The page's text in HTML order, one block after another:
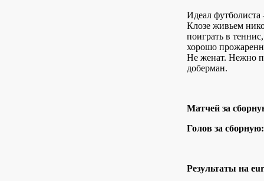
Идеал футболиста
Клозе живьем
поиграть в
хорошо
Не женат. Нежно
доберман.
Матчей за
Голов за сборную:
Результаты на